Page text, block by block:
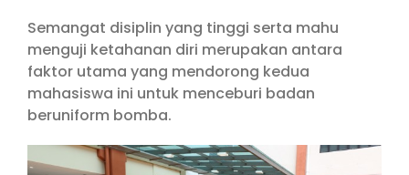
Semangat disiplin yang tinggi serta mahu
menguji ketahanan diri merupakan antara
faktor utama yang mendorong kedua
mahasiswa ini untuk menceburi badan
beruniform bomba.